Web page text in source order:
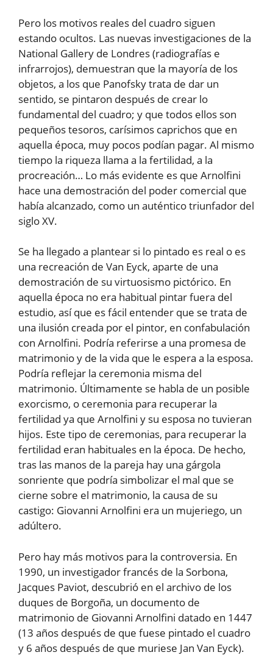
Pero los motivos reales del cuadro siguen
estando ocultos. Las nuevas investigaciones de la
National Gallery de Londres (radiografías e
infrarrojos), demuestran que la mayoría de los
objetos, a los que Panofsky trata de dar un
sentido, se pintaron después de crear lo
fundamental del cuadro; y que todos ellos son
pequeños tesoros, carísimos caprichos que en
aquella época, muy pocos podían pagar. Al mismo
tiempo la riqueza llama a la fertilidad, a la
procreación… Lo más evidente es que Arnolfini
hace una demostración del poder comercial que
había alcanzado, como un auténtico triunfador del
siglo XV.
Se ha llegado a plantear si lo pintado es real o es
una recreación de Van Eyck, aparte de una
demostración de su virtuosismo pictórico. En
aquella época no era habitual pintar fuera del
estudio, así que es fácil entender que se trata de
una ilusión creada por el pintor, en confabulación
con Arnolfini. Podría referirse a una promesa de
matrimonio y de la vida que le espera a la esposa.
Podría reflejar la ceremonia misma del
matrimonio. Últimamente se habla de un posible
exorcismo, o ceremonia para recuperar la
fertilidad ya que Arnolfini y su esposa no tuvieran
hijos. Este tipo de ceremonias, para recuperar la
fertilidad eran habituales en la época. De hecho,
tras las manos de la pareja hay una gárgola
sonriente que podría simbolizar el mal que se
cierne sobre el matrimonio, la causa de su
castigo: Giovanni Arnolfini era un mujeriego, un
adúltero.
Pero hay más motivos para la controversia. En
1990, un investigador francés de la Sorbona,
Jacques Paviot, descubrió en el archivo de los
duques de Borgoña, un documento de
matrimonio de Giovanni Arnolfini datado en 1447
(13 años después de que fuese pintado el cuadro
y 6 años después de que muriese Jan Van Eyck).